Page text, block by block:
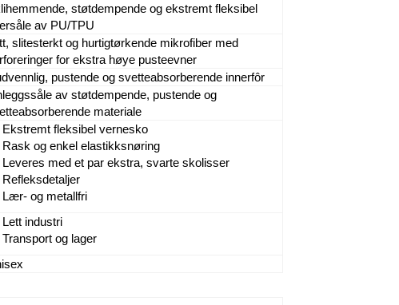
støtdempende og ekstremt fleksibel
av PU/TPU
slitesterkt og hurtigtørkende mikrofiber med
for ekstra høye pusteevner
pustende og svetteabsorberende innerfôr
av støtdempende, pustende og
materiale
Ekstremt fleksibel vernesko
Rask og enkel elastikksnøring
Leveres med et par ekstra, svarte skolisser
Refleksdetaljer
Lær- og metallfri
Lett industri
Transport og lager